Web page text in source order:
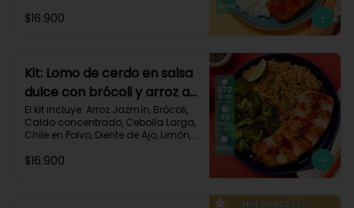
Receta Impresa.
$16.900
Kit: Lomo de cerdo en salsa
dulce con brócoli y arroz al
chile-91
El kit incluye: Arroz Jazmín, Brócoli,
Caldo concentrado, Cebolla Larga,
Chile en Polvo, Diente de Ajo, Limón,
Mantequilla, Mermelada Roja,
$16.900